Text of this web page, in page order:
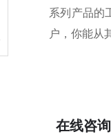
系列产品的
户，你能从
在线咨询